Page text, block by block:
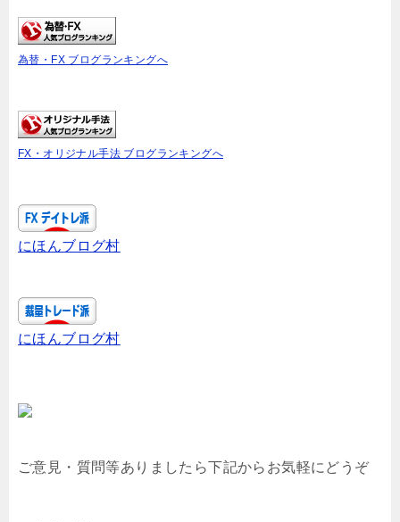
為替・FX ブログランキングへ
FX・オリジナル手法 ブログランキングへ
にほんブログ村
にほんブログ村
ご意見・質問等ありましたら下記からお気軽にどうぞ